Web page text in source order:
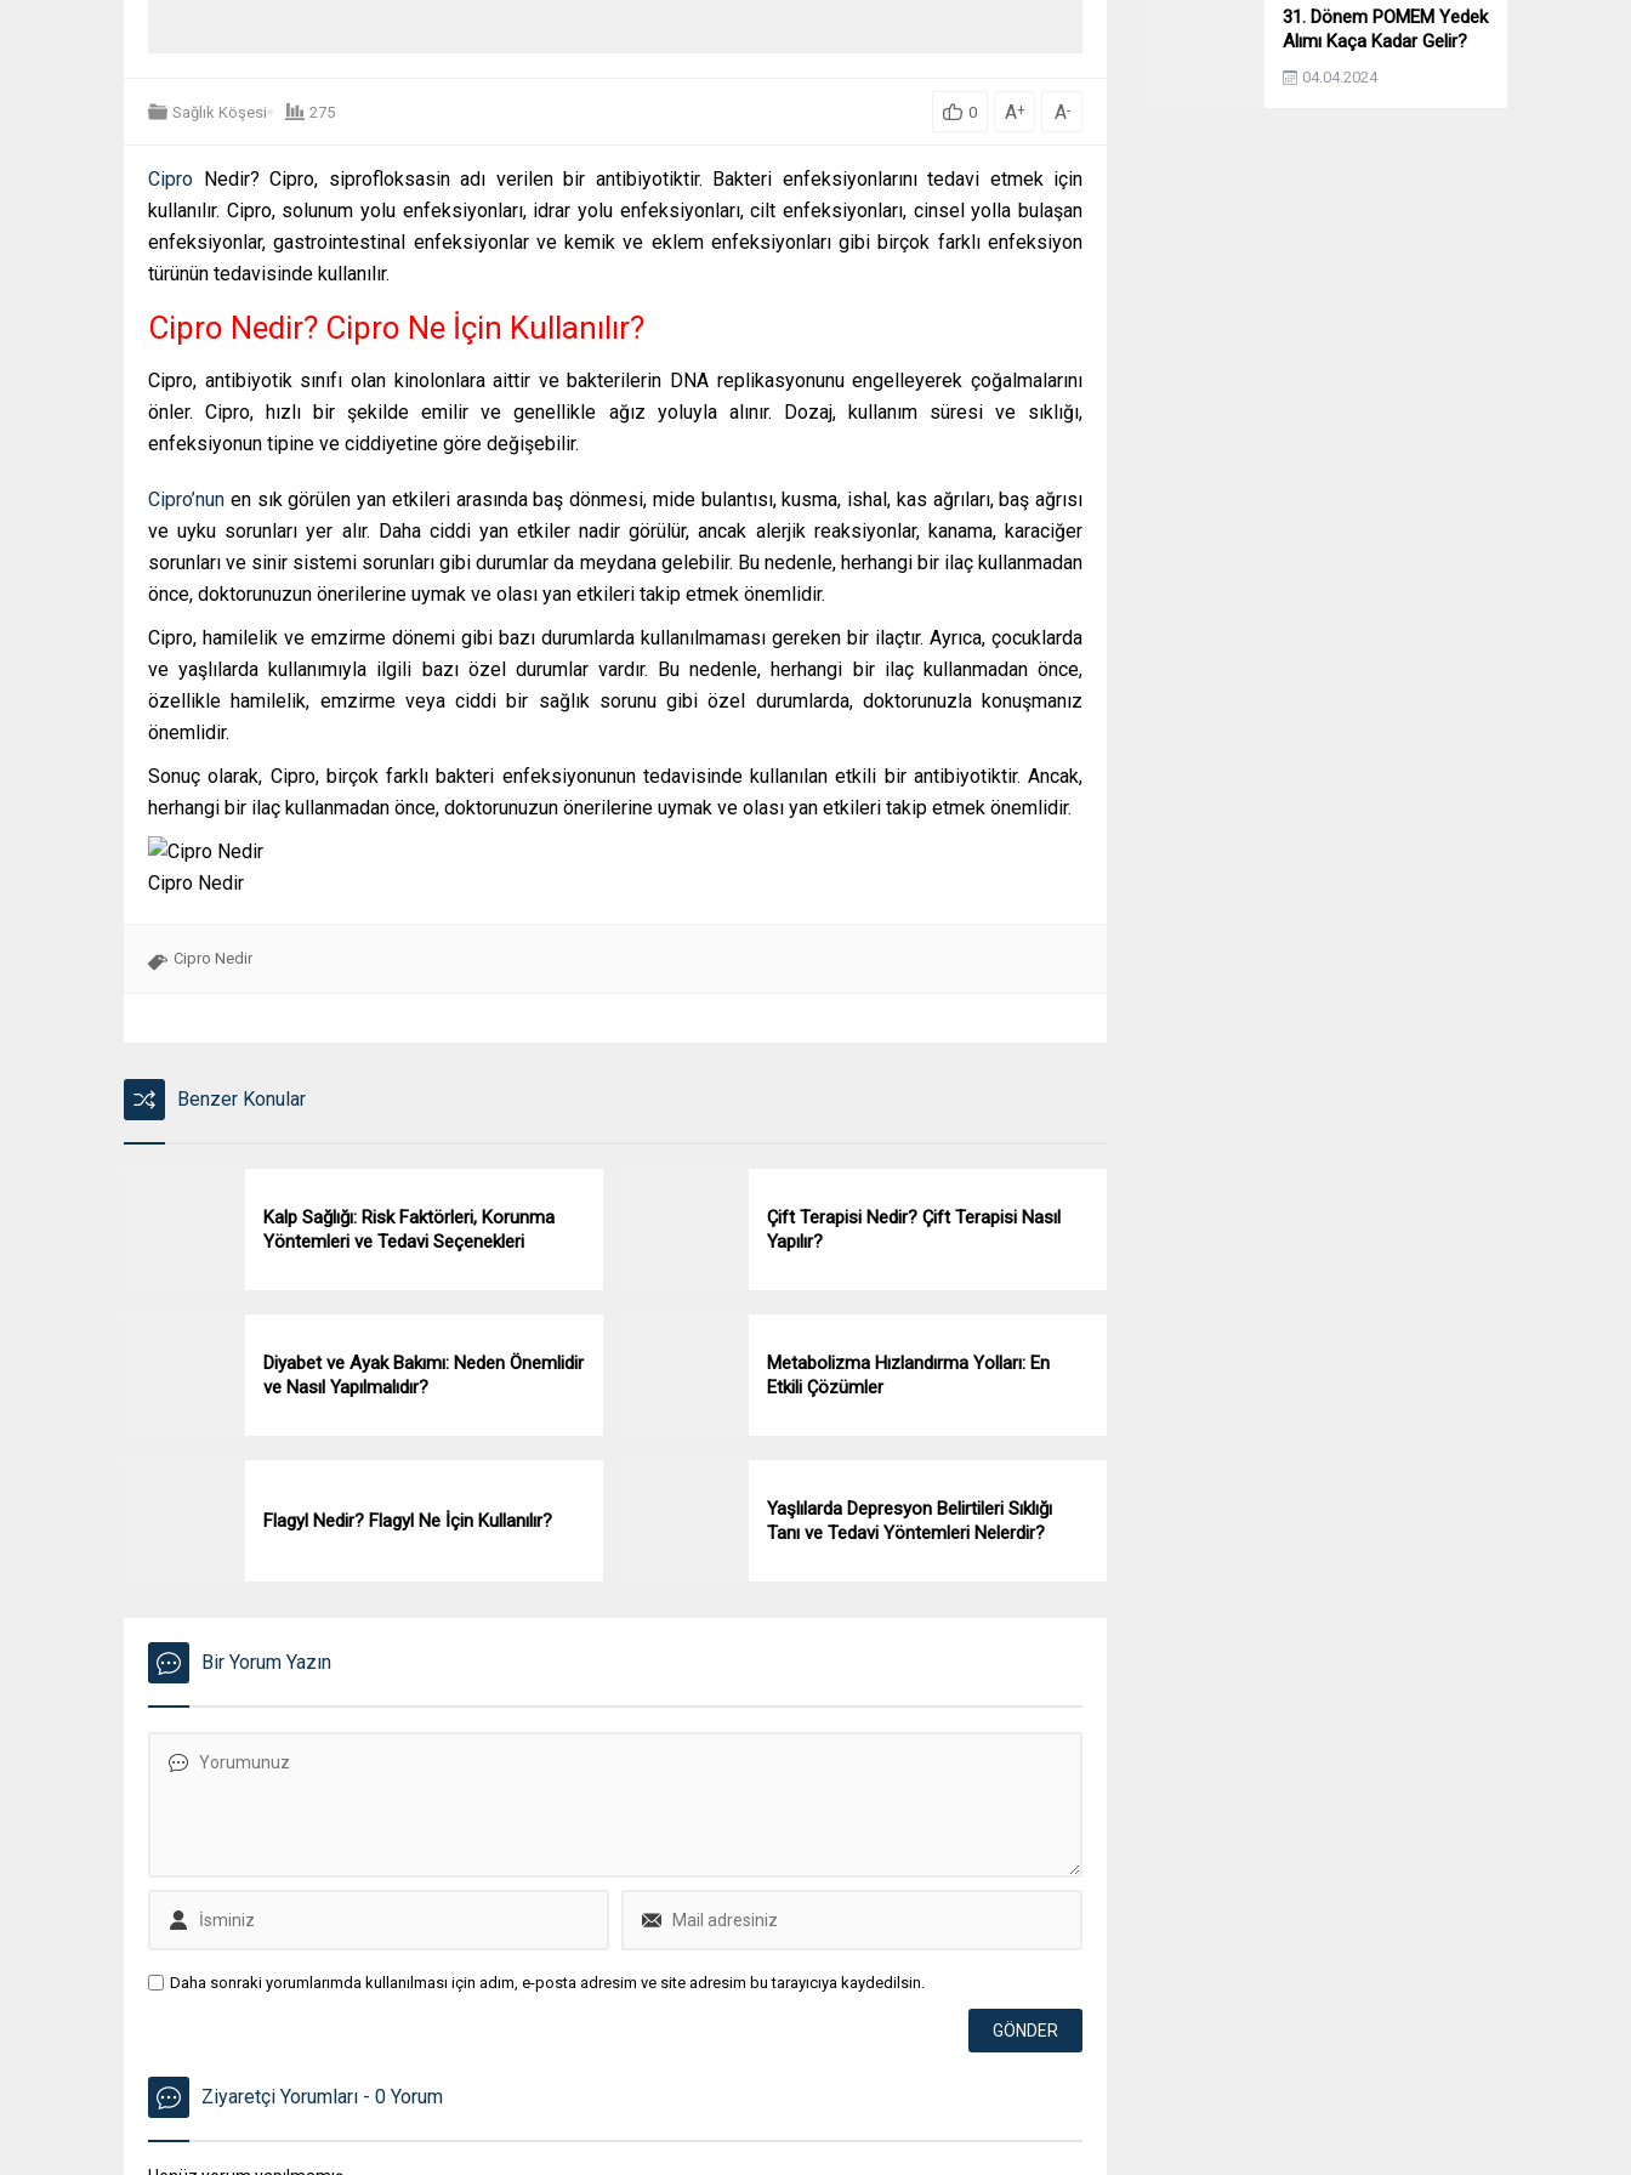
Sağlık Köşesi 275 0 A+ A-
Cipro Nedir? Cipro, siprofloksasin adı verilen bir antibiyotiktir. Bakteri enfeksiyonlarını tedavi etmek için
kullanılır. Cipro, solunum yolu enfeksiyonları, idrar yolu enfeksiyonları, cilt enfeksiyonları, cinsel yolla bulaşan
enfeksiyonlar, gastrointestinal enfeksiyonlar ve kemik ve eklem enfeksiyonları gibi birçok farklı enfeksiyon
türünün tedavisinde kullanılır.
Cipro Nedir? Cipro Ne İçin Kullanılır?
Cipro, antibiyotik sınıfı olan kinolonlara aittir ve bakterilerin DNA replikasyonunu engelleyerek çoğalmalarını
önler. Cipro, hızlı bir şekilde emilir ve genellikle ağız yoluyla alınır. Dozaj, kullanım süresi ve sıklığı,
enfeksiyonun tipine ve ciddiyetine göre değişebilir.
Cipro’nun en sık görülen yan etkileri arasında baş dönmesi, mide bulantısı, kusma, ishal, kas ağrıları, baş ağrısı
ve uyku sorunları yer alır. Daha ciddi yan etkiler nadir görülür, ancak alerjik reaksiyonlar, kanama, karaciğer
sorunları ve sinir sistemi sorunları gibi durumlar da meydana gelebilir. Bu nedenle, herhangi bir ilaç kullanmadan
önce, doktorunuzun önerilerine uymak ve olası yan etkileri takip etmek önemlidir.
Cipro, hamilelik ve emzirme dönemi gibi bazı durumlarda kullanılmaması gereken bir ilaçtır. Ayrıca, çocuklarda
ve yaşlılarda kullanımıyla ilgili bazı özel durumlar vardır. Bu nedenle, herhangi bir ilaç kullanmadan önce,
özellikle hamilelik, emzirme veya ciddi bir sağlık sorunu gibi özel durumlarda, doktorunuzla konuşmanız
önemlidir.
Sonuç olarak, Cipro, birçok farklı bakteri enfeksiyonunun tedavisinde kullanılan etkili bir antibiyotiktir. Ancak,
herhangi bir ilaç kullanmadan önce, doktorunuzun önerilerine uymak ve olası yan etkileri takip etmek önemlidir.
Cipro Nedir
Cipro Nedir
Benzer Konular
Kalp Sağlığı: Risk Faktörleri, Korunma
Yöntemleri ve Tedavi Seçenekleri
Çift Terapisi Nedir? Çift Terapisi Nasıl
Yapılır?
Diyabet ve Ayak Bakımı: Neden Önemlidir
ve Nasıl Yapılmalıdır?
Metabolizma Hızlandırma Yolları: En
Etkili Çözümler
Flagyl Nedir? Flagyl Ne İçin Kullanılır?
Yaşlılarda Depresyon Belirtileri Sıklığı
Tanı ve Tedavi Yöntemleri Nelerdir?
Bir Yorum Yazın
Daha sonraki yorumlarımda kullanılması için adım, e-posta adresim ve site adresim bu tarayıcıya kaydedilsin.
Ziyaretçi Yorumları - 0 Yorum
31. Dönem POMEM Yedek
Alımı Kaça Kadar Gelir?
Yıllara Göre Yedek Alımı
04.04.2024